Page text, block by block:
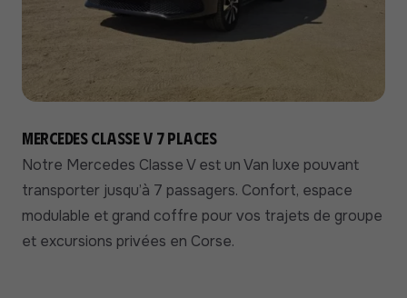
Mercedes Classe V 7 places
Notre Mercedes Classe V est un Van luxe pouvant
transporter jusqu’à 7 passagers. Confort, espace
modulable et grand coffre pour vos trajets de groupe
et excursions privées en Corse.